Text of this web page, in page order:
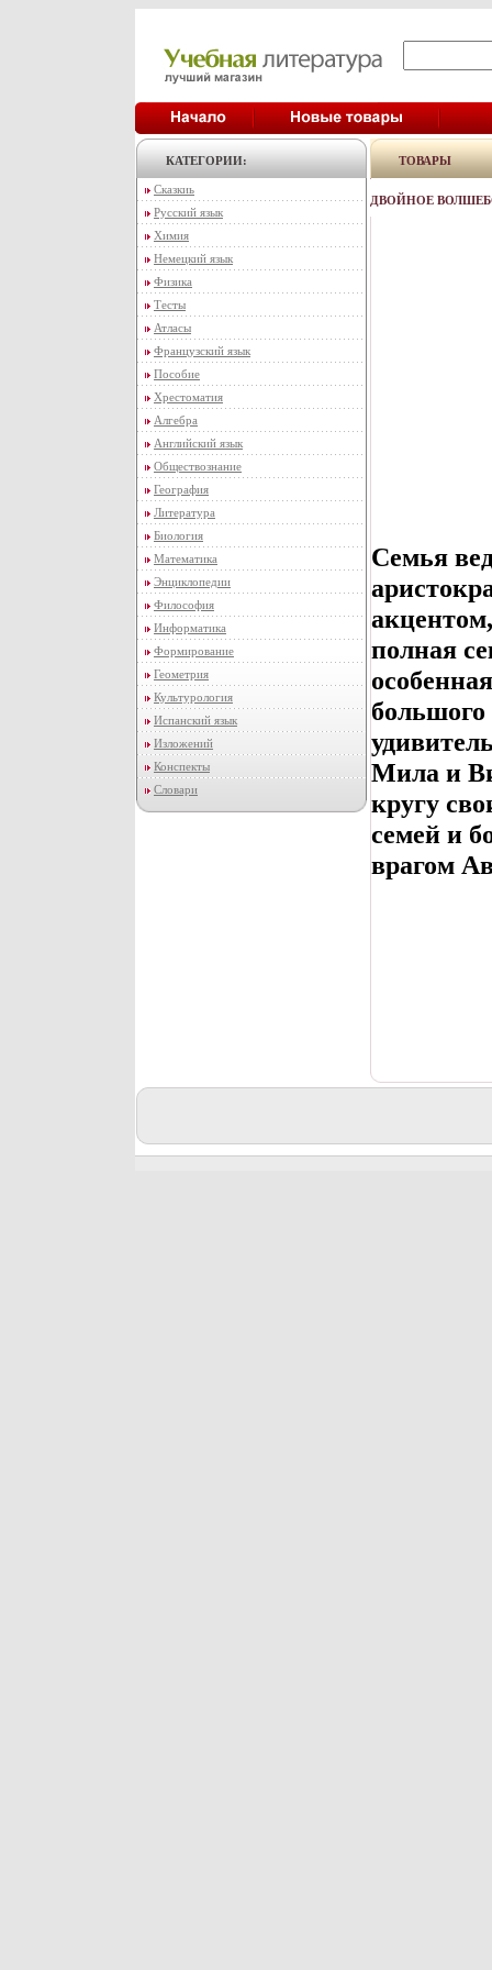
КАТЕГОРИИ:
Сказкиь
Русский язык
Химия
Немецкий язык
Физика
Тесты
Атласы
Французский язык
Пособие
Хрестоматия
Алгебра
Английский язык
Обществознание
География
Литература
Биология
Математика
Энциклопедии
Философия
Информатика
Формирование
Геометрия
Культурология
Испанский язык
Изложений
Конспекты
Словари
ТОВАРЫ
ДВОЙНОЕ
Семья
полная
большого
Мила и
кругу
семей и
врагом